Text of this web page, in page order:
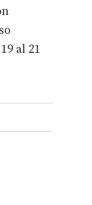
al 21